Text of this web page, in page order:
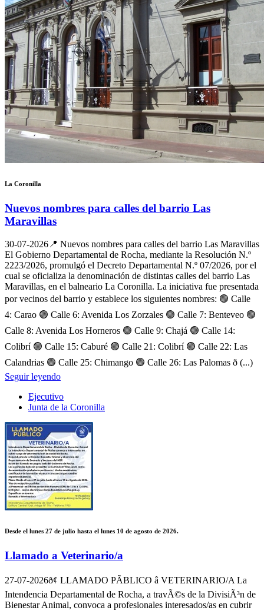
La Coronilla
Nuevos nombres para calles del barrio Las
Maravillas
30-07-2026 📍 Nuevos nombres para calles del barrio Las Maravillas
El Gobierno Departamental de Rocha, mediante la Resolución N.º
2223/2026, promulgó el Decreto Departamental N.º 07/2026, por el
cual se oficializa la denominación de distintas calles del barrio Las
Maravillas, en el balneario La Coronilla. La iniciativa fue presentada
por vecinos del barrio y establece los siguientes nombres: 🟢 Calle
4: Carao 🟢 Calle 6: Avenida Los Zorzales 🟢 Calle 7: Benteveo 🟢
Calle 8: Avenida Los Horneros 🟢 Calle 9: Chajá 🟢 Calle 14:
Colibrí 🟢 Calle 15: Caburé 🟢 Calle 21: Colibrí 🟢 Calle 22: Las
Calandrias 🟢 Calle 25: Chimango 🟢 Calle 26: Las Palomas ð (...)
Seguir leyendo
Ejecutivo
Junta de la Coronilla
Desde el lunes 27 de julio hasta el lunes 10 de agosto de 2026.
Llamado a Veterinario/a
27-07-2026ð¢ LLAMADO PÃBLICO â VETERINARIO/A La
Intendencia Departamental de Rocha, a travÃ©s de la DivisiÃ³n de
Bienestar Animal, convoca a profesionales interesados/as en cubrir